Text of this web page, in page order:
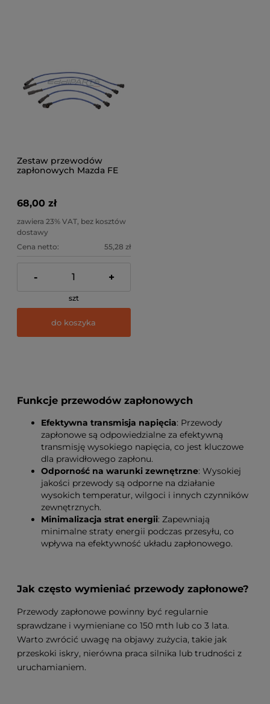
Zestaw przewodów
zapłonowych Mazda FE
68,00 zł
zawiera 23% VAT, bez kosztów
dostawy
Cena netto:
55,28 zł
- +
szt
do koszyka
Funkcje przewodów zapłonowych
Efektywna transmisja napięcia: Przewody
zapłonowe są odpowiedzialne za efektywną
transmisję wysokiego napięcia, co jest kluczowe
dla prawidłowego zapłonu.
Odporność na warunki zewnętrzne: Wysokiej
jakości przewody są odporne na działanie
wysokich temperatur, wilgoci i innych czynników
zewnętrznych.
Minimalizacja strat energii: Zapewniają
minimalne straty energii podczas przesyłu, co
wpływa na efektywność układu zapłonowego.
Jak często wymieniać przewody zapłonowe?
Przewody zapłonowe powinny być regularnie
sprawdzane i wymieniane co 150 mth lub co 3 lata.
Warto zwrócić uwagę na objawy zużycia, takie jak
przeskoki iskry, nierówna praca silnika lub trudności z
uruchamianiem.